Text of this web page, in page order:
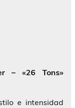
– «26 Tons»
e intensidad